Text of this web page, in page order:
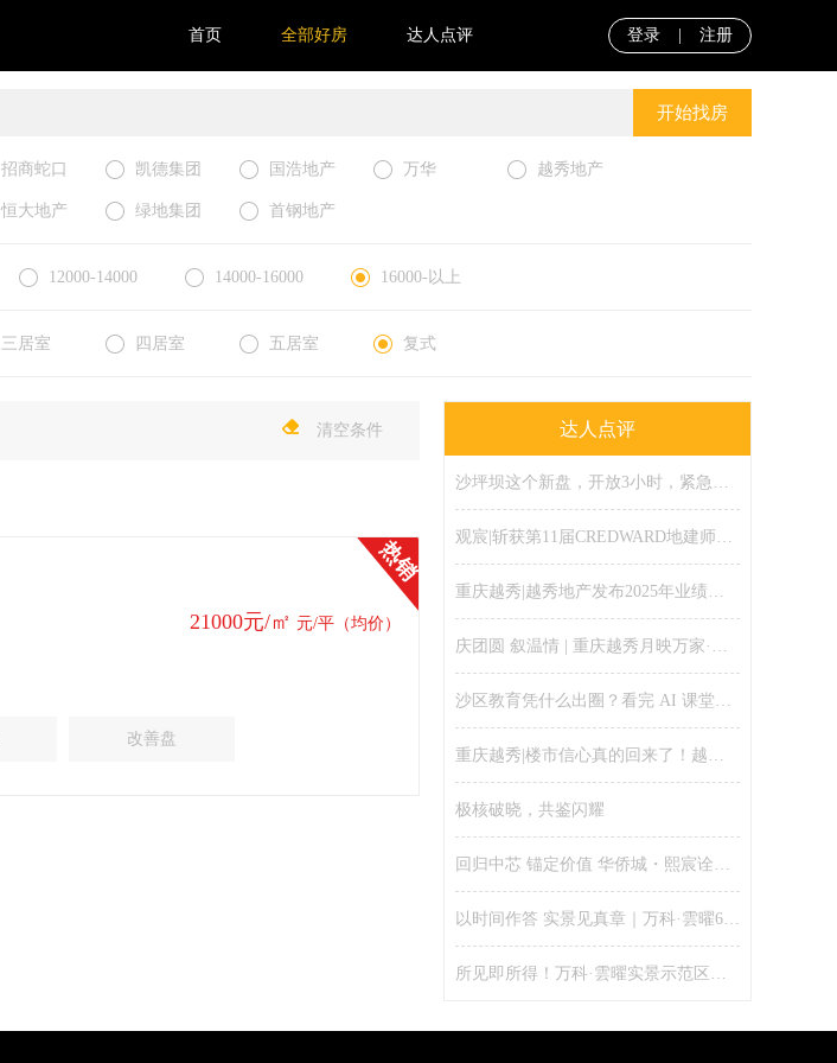
首页 全部好房 达人点评 登录 注册
开始找房
招商蛇口 凯德集团 国浩地产 万华 越秀地产
恒大地产 绿地集团 首钢地产
12000-14000 14000-16000 16000-以上
三居室 四居室 五居室 复式
清空条件
21000元/㎡ 元/平（均价）
改善盘
热销
达人点评
沙坪坝这个新盘，开放3小时，紧急限流！
观宸|斩获第11届CREDWARD地建师设计大奖金奖
重庆越秀|越秀地产发布2025年业绩：聚焦核心城市、财务安全稳健、保持千亿规模
庆团圆 叙温情 | 重庆越秀月映万家·宴和邻里活动温情落幕！
沙区教育凭什么出圈？看完 AI 课堂就懂了
重庆越秀|楼市信心真的回来了！越秀全国售楼处人气爆棚、五一假期单日劲销16亿
极核破晓，共鉴闪耀
回归中芯 锚定价值 华侨城・熙宸诠释新规好房的资产逻辑
以时间作答 实景见真章｜万科·雲曜6月25日实景示范区全开，兑现理想改善生活
所见即所得！万科·雲曜实景示范区开放，配套、园林、功能空间提前兑现